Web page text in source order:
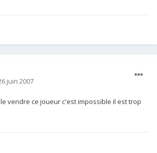
juin 2007
vendre ce joueur c'est impossible il est trop